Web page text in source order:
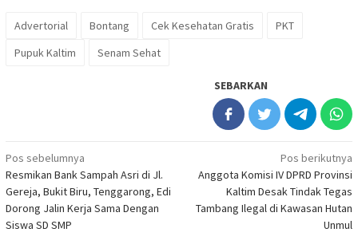
Advertorial Bontang Cek Kesehatan Gratis
PKT
Pupuk Kaltim
Senam Sehat
SEBARKAN
Navigasi
pos
Pos sebelumnya
Resmikan Bank Sampah Asri di Jl.
Gereja, Bukit Biru, Tenggarong, Edi
Dorong Jalin Kerja Sama Dengan
Siswa SD SMP
Pos berikutnya
Anggota Komisi IV DPRD Provinsi
Kaltim Desak Tindak Tegas
Tambang Ilegal di Kawasan Hutan
Unmul